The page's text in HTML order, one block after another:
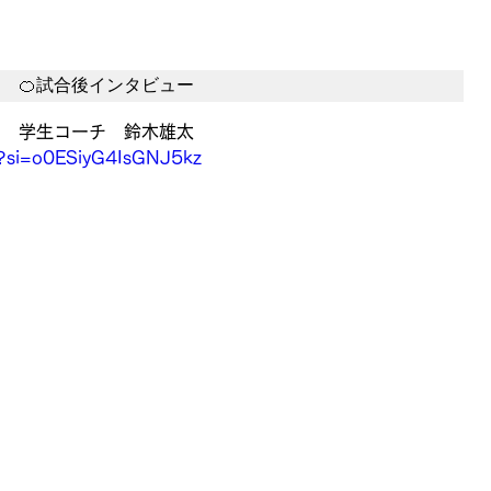
🍊試合後インタビュー
学生コーチ　鈴木雄太